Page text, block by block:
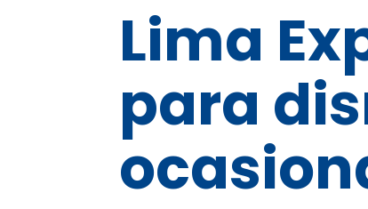
Lima
para